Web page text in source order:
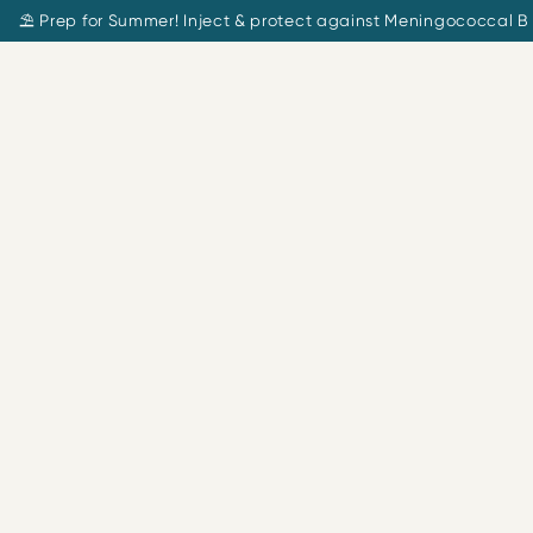
⛱️ Prep for Summer! Inject & protect against Meningococcal